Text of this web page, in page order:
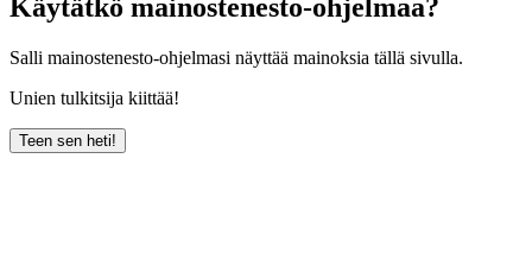
Käytätkö mainostenesto-ohjelmaa?
Salli mainostenesto-ohjelmasi näyttää mainoksia tällä sivulla.
Unien tulkitsija kiittää!
Teen sen heti!